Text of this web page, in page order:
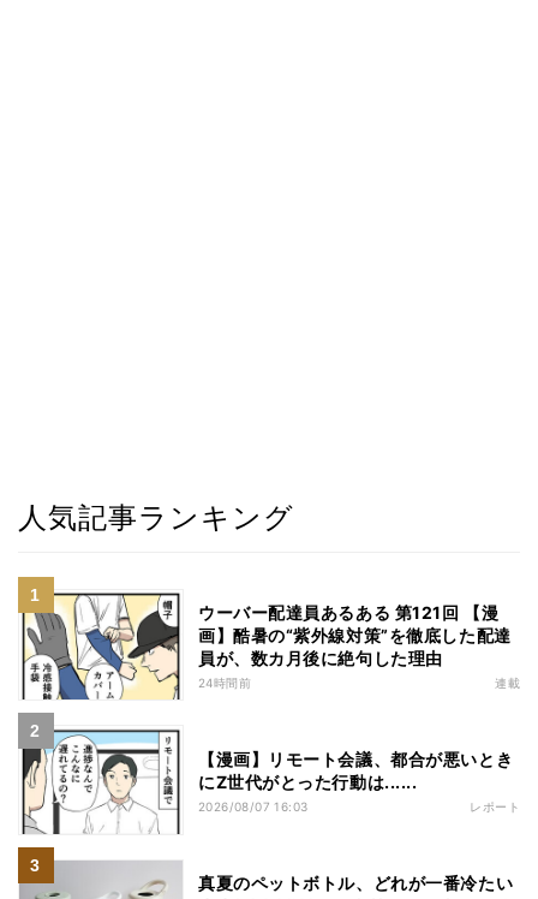
人気記事ランキング
ウーバー配達員あるある 第121回 【漫
画】酷暑の“紫外線対策”を徹底した配達
員が、数カ月後に絶句した理由
24時間前 連載
【漫画】リモート会議、都合が悪いとき
にZ世代がとった行動は......
2026/08/07 16:03 レポート
真夏のペットボトル、どれが一番冷たい